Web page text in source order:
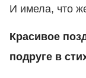
И имела, что
Красивое
подруге в